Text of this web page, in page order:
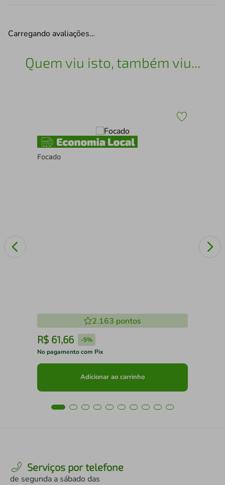
Carregando avaliações…
Quem viu isto, também viu...
Focado
2.163 pontos
R$ 61,66 -5%
No pagamento com Pix
Adicionar ao carrinho
Serviços por telefone
de segunda a sábado das